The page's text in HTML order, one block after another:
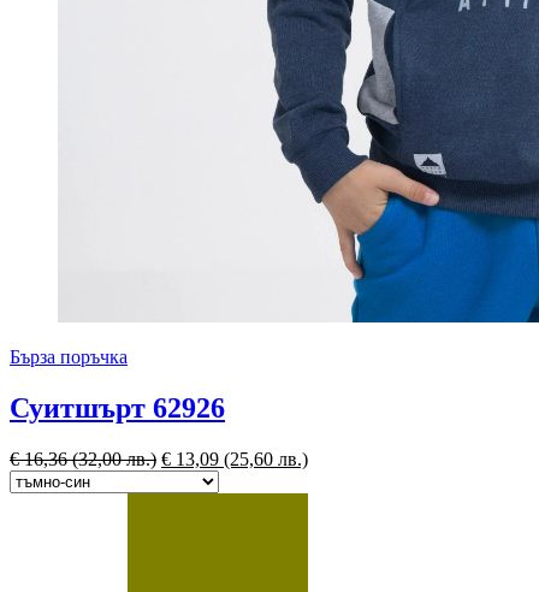
Бърза поръчка
Суитшърт 62926
€16,36(32,00 лв.) € 13,09 (25,60 лв.)